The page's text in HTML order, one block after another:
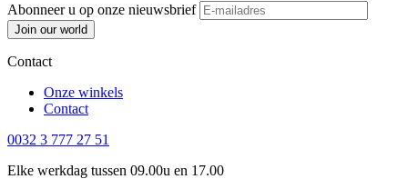
Abonneer u op onze nieuwsbrief
Join our world
Contact
Onze winkels
Contact
0032 3 777 27 51
Elke werkdag tussen 09.00u en 17.00